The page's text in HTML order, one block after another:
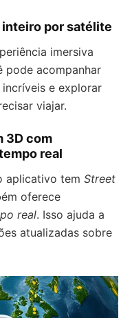
inteiro por satélite
imersiva
pode acompanhar
e explorar
viajar.
3D com
real
aplicativo tem Street
oferece
real. Isso ajuda a
atualizadas sobre